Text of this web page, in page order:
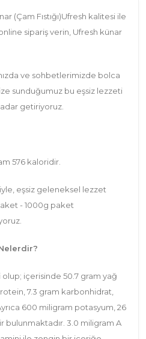
(Çam Fıstığı)Ufresh kalitesi ile
sipariş verin, Ufresh künar
ve sohbetlerimizde bolca
sunduğumuz bu eşsiz lezzeti
getiriyoruz.
576 kaloridir.
eşsiz geleneksel lezzet
- 1000g paket
olup; içerisinde 50.7 gram yağ
7.3 gram karbonhidrat,
600 miligram potasyum, 26
bulunmaktadır. 3.0 miligram A